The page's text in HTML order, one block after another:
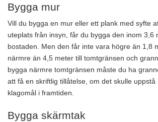
Bygga mur
Vill du bygga en mur eller ett plank med syfte
uteplats från insyn, får du bygga den inom 3,6
bostaden. Men den får inte vara högre än 1,8
närmre än 4,5 meter till tomtgränsen och
bygga närmre tomtgränsen måste du ha
att få en skriftlig tillåtelse, om det skulle uppstå
klagomål i framtiden.
Bygga skärmtak